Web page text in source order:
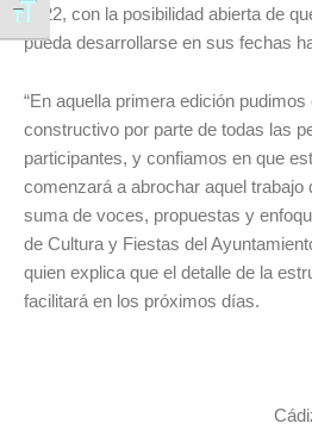
Alternar tamaño de letra
2022, con la posibilidad abierta de
pueda desarrollarse en sus fechas
“En aquella primera edición
constructivo por parte de todas las
participantes, y confiamos en que
comenzará a abrochar aquel trabajo
suma de voces, propuestas y
de Cultura y Fiestas del
quien explica que el detalle de la
facilitará en los próximos días.